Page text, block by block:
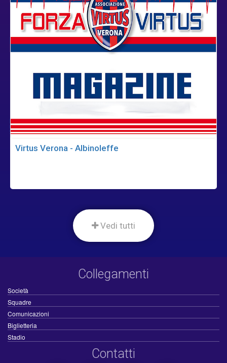
Virtus Verona - Albinoleffe
Vedi tutti
Collegamenti
Società
Squadre
Comunicazioni
Biglietteria
Stadio
Contatti